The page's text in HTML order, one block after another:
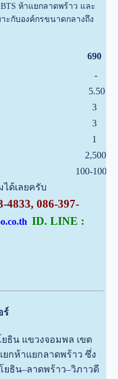
ห้าแยกลาดพร้าว และ
ะกับองค์กรขนาดกลางถึง
690
-
5.50
3
3
1
2,500
100-1000
ด้เลยครับ
4833, 086-397-
ID. LINE :
ร์
ธิน แขวงจอมพล เขต
กห้าแยกลาดพร้าว ซึ่ง
ธิน–ลาดพร้าว–วิภาวดี